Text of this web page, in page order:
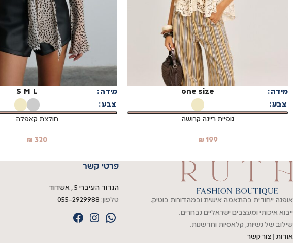
בחר אפשרויות
מידה
one size
צבע
גופיית ריינה קרושה
₪ 199
בחר אפשרויות
מידה L
M
S
צבע
חולצת קאפלה
₪ 320
אופנה ייחודית בהתאמה אישית ובמהדורות בוטיק.
ייבוא איכותי ומעצבים ישראליים נבחרים.
שילוב של נשיות, קלאסיות וחדשנות.
אודות
צור קשר
פרטי קשר
הגדוד העיברי 5 , אשדוד
טלפון: 055-2929988